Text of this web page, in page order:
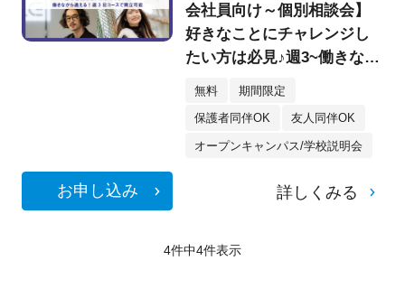
会社員向け～個別相談会】
好きなことにチャレンジし
たい方は必見♪週3~働きなが
らでも通える！！趣味を仕
無料 期間限定
保護者同伴OK 友人同伴OK
オープンキャンパス/学校説明会
お申し込み 詳しくみる
4件中4件表示